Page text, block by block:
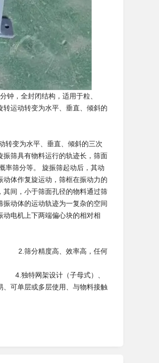
钟，全封闭结构，适用于粒、
运动转变为水平、垂直、倾斜的
筛面上的运动轨迹。
转变为水平、垂直、倾斜的三次
筛具有物料运行的轨迹长，筛面
率筛分等。 旋振筛起动后，其动
体作复旋运动，筛框在振动力的
间，小于筛面孔径的物料通过筛
动体的运动轨迹为一复杂的空间
电机上下两端偏心块的相对相
目的。
2.筛分精度高、效率高，任何
特网架设计（子母式）、
层或多层使用、与物料接触
外）。